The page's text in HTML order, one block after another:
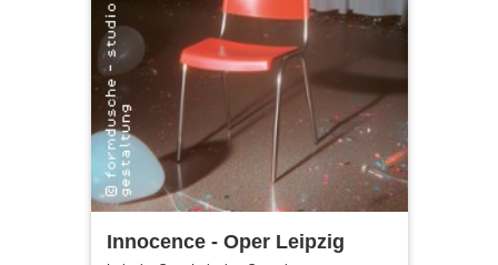
Innocence - Oper Leipzig